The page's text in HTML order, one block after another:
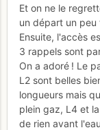
Et on ne le
un départ un
Ensuite, l'accès
3 rappels sont
On a adoré ! Le
L2 sont belles
longueurs mais
plein gaz, L4 et
de rien avant